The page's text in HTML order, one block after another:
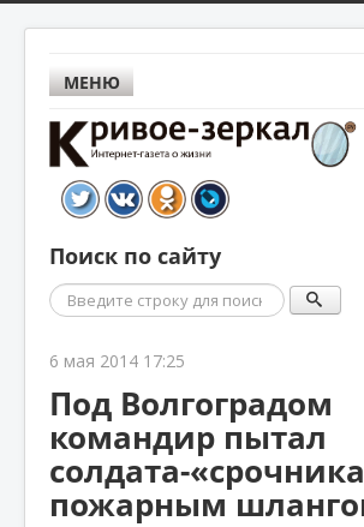
МЕНЮ
Поиск по сайту
Поиск
6 мая 2014 17:25
Под Волгоградом
командир пытал
солдата-
пожарным